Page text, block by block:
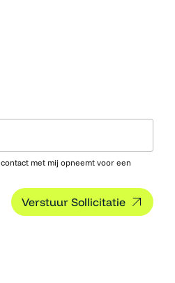
met mij opneemt voor een